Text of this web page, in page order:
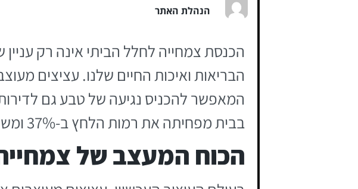
הנהלת האתר
הכנסת צמחייה לחלל הביתי אינה רק
הבריאות ואיכות החיים שלנו. עציצים
המאפשר להכניס נגיעה של טבע גם
בבית מפחיתה את רמות הלחץ ב-37% ומשפרת את הריכוז והיצירתיות.
הכוח המעצב של